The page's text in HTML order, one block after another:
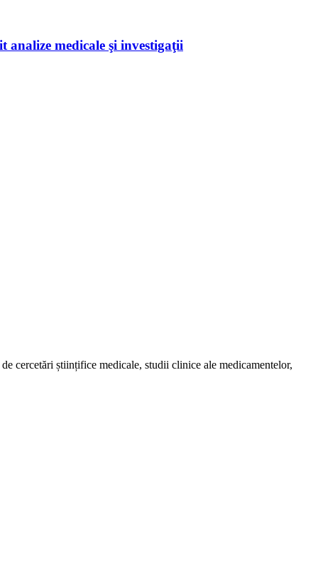
analize medicale şi investigaţii
cercetări științifice medicale, studii clinice ale medicamentelor,